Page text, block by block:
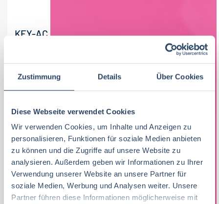
Zustimmung Details Über Cookies
Diese Webseite verwendet Cookies
Wir verwenden Cookies, um Inhalte und Anzeigen zu
personalisieren, Funktionen für soziale Medien anbieten
zu können und die Zugriffe auf unsere Website zu
analysieren. Außerdem geben wir Informationen zu Ihrer
Verwendung unserer Website an unsere Partner für
soziale Medien, Werbung und Analysen weiter. Unsere
Partner führen diese Informationen möglicherweise mit
KEY-ACCOUNT-MANAGER (M/W/D)
SCHWÄLBCHEN Frischdienst zählt zu den führenden
Foodservice-Unternehmen im Südwesten
Kunden im...
01-08-2026
SCHWÄLBCHEN Frischdienst GmbH
Mainz